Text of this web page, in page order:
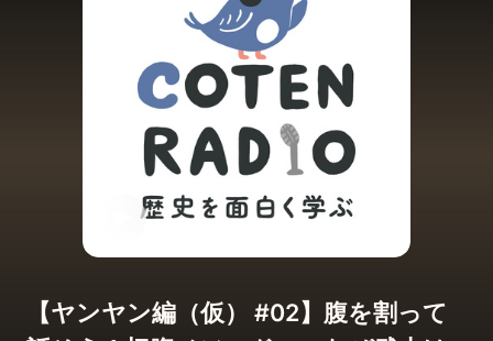
【ヤンヤン編（仮） #02】腹を割って